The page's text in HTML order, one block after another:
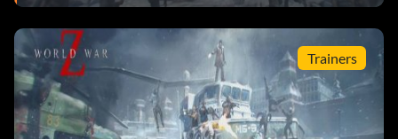
Trainers